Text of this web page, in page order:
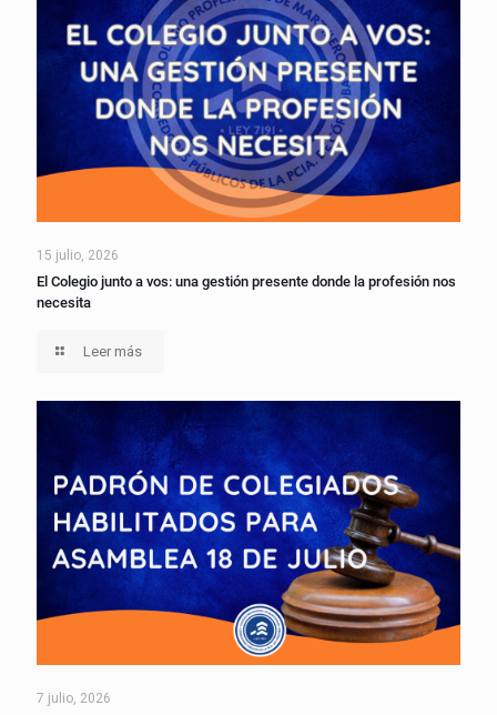
15 julio, 2026
El Colegio junto a vos: una gestión presente donde la profesión nos
necesita
Leer más
7 julio, 2026